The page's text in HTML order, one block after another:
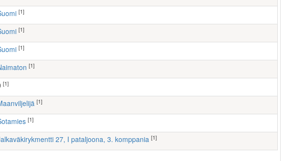
Suomi [1]
Suomi [1]
Suomi [1]
Naimaton [1]
[1]
maanviljelijä [1]
Sotamies [1]
Jalkaväkirykmentti 27, I pataljoona, 3. komppania [1]